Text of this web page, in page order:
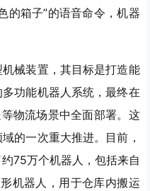
的箱子”的语音命令，机器
械装置，其目标是打造能
功能机器人系统，最终在
物流场景中全面部署。这
的一次重大推进。目前，
75万个机器人，包括来自
机器人，用于仓库内搬运